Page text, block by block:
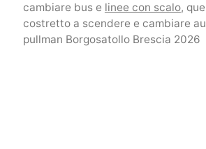
cambiare bus e linee con scalo,
costretto a scendere e cambiare
pullman Borgosatollo Brescia 2026